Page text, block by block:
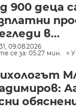
900 деца
в...
09.08.2026
се за: 05:27 мин.
У